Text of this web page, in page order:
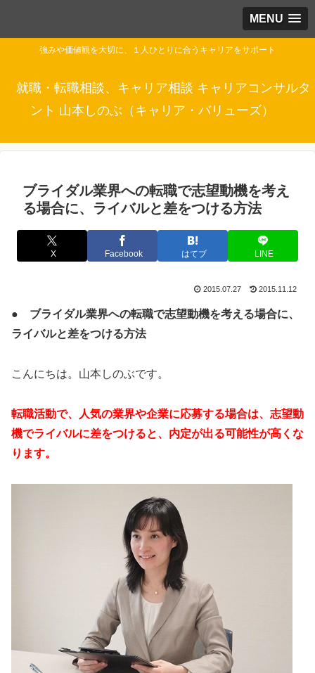
MENU
強みや価値観を大切に、１人ひとりに合うキャリアをサポート
就職・転職相談、キャリア相談 キャリアコンサルタ
ント 山本しのぶ（キャリア・バリューズ）
ブライダル業界への転職で志望動機を考え
る場合に、ライバルと差をつける方法
X Facebook はてブ LINE
2015.07.27 2015.11.12
● ブライダル業界への転職で志望動機を考える場合に、
ライバルと差をつける方法
こんにちは。山本しのぶです。
転職活動で、人気の業界や企業に応募する場合は、志望動
機でライバルに差をつけると、内定が出る可能性が高くな
ります。